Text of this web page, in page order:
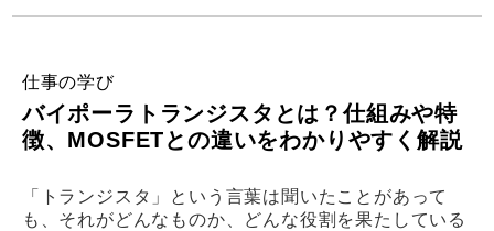
仕事の学び
バイポーラトランジスタとは？仕組みや特
徴、MOSFETとの違いをわかりやすく解説
「トランジスタ」という言葉は聞いたことがあって
も、それがどんなものか、どんな役割を果たしている